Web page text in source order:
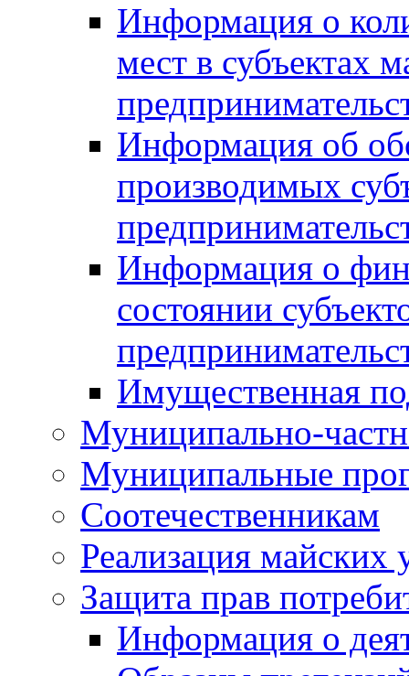
Информация о
мест в субъектах
Информация об
производимых
Информация о
состоянии
Имущественная
Муниципально-
Муниципальные
Соотечественникам
Реализация майских
Защита прав
Информация о